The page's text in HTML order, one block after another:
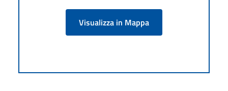
Visualizza in Mappa